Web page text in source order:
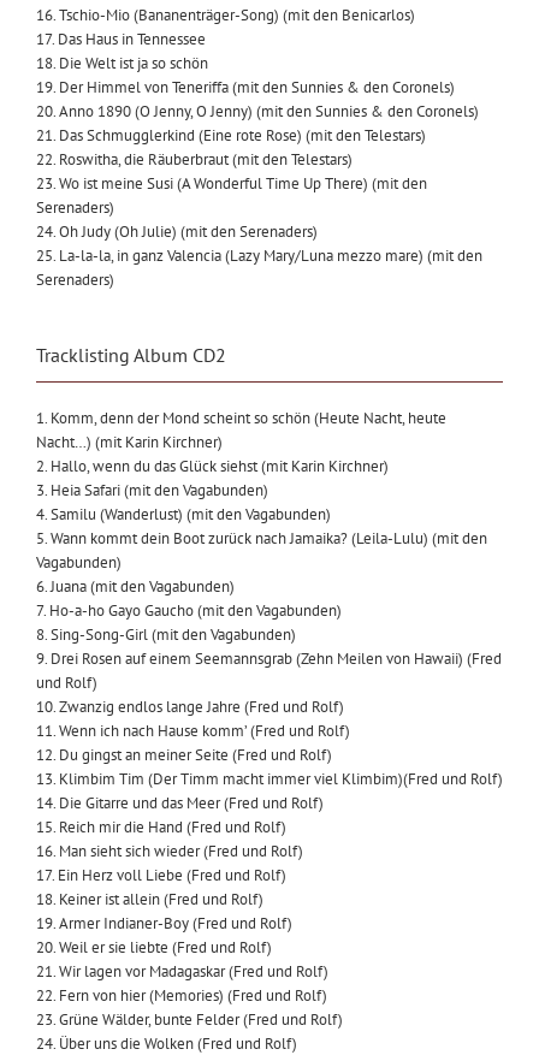
16. Tschio-Mio (Bananenträger-Song) (mit den Benicarlos)
17. Das Haus in Tennessee
18. Die Welt ist ja so schön
19. Der Himmel von Teneriffa (mit den Sunnies & den Coronels)
20. Anno 1890 (O Jenny, O Jenny) (mit den Sunnies & den Coronels)
21. Das Schmugglerkind (Eine rote Rose) (mit den Telestars)
22. Roswitha, die Räuberbraut (mit den Telestars)
23. Wo ist meine Susi (A Wonderful Time Up There) (mit den
Serenaders)
24. Oh Judy (Oh Julie) (mit den Serenaders)
25. La-la-la, in ganz Valencia (Lazy Mary/Luna mezzo mare) (mit den
Serenaders)
Tracklisting Album CD2
1. Komm, denn der Mond scheint so schön (Heute Nacht, heute
Nacht…) (mit Karin Kirchner)
2. Hallo, wenn du das Glück siehst (mit Karin Kirchner)
3. Heia Safari (mit den Vagabunden)
4. Samilu (Wanderlust) (mit den Vagabunden)
5. Wann kommt dein Boot zurück nach Jamaika? (Leila-Lulu) (mit den
Vagabunden)
6. Juana (mit den Vagabunden)
7. Ho-a-ho Gayo Gaucho (mit den Vagabunden)
8. Sing-Song-Girl (mit den Vagabunden)
9. Drei Rosen auf einem Seemannsgrab (Zehn Meilen von Hawaii) (Fred
und Rolf)
10. Zwanzig endlos lange Jahre (Fred und Rolf)
11. Wenn ich nach Hause komm’ (Fred und Rolf)
12. Du gingst an meiner Seite (Fred und Rolf)
13. Klimbim Tim (Der Timm macht immer viel Klimbim)(Fred und Rolf)
14. Die Gitarre und das Meer (Fred und Rolf)
15. Reich mir die Hand (Fred und Rolf)
16. Man sieht sich wieder (Fred und Rolf)
17. Ein Herz voll Liebe (Fred und Rolf)
18. Keiner ist allein (Fred und Rolf)
19. Armer Indianer-Boy (Fred und Rolf)
20. Weil er sie liebte (Fred und Rolf)
21. Wir lagen vor Madagaskar (Fred und Rolf)
22. Fern von hier (Memories) (Fred und Rolf)
23. Grüne Wälder, bunte Felder (Fred und Rolf)
24. Über uns die Wolken (Fred und Rolf)